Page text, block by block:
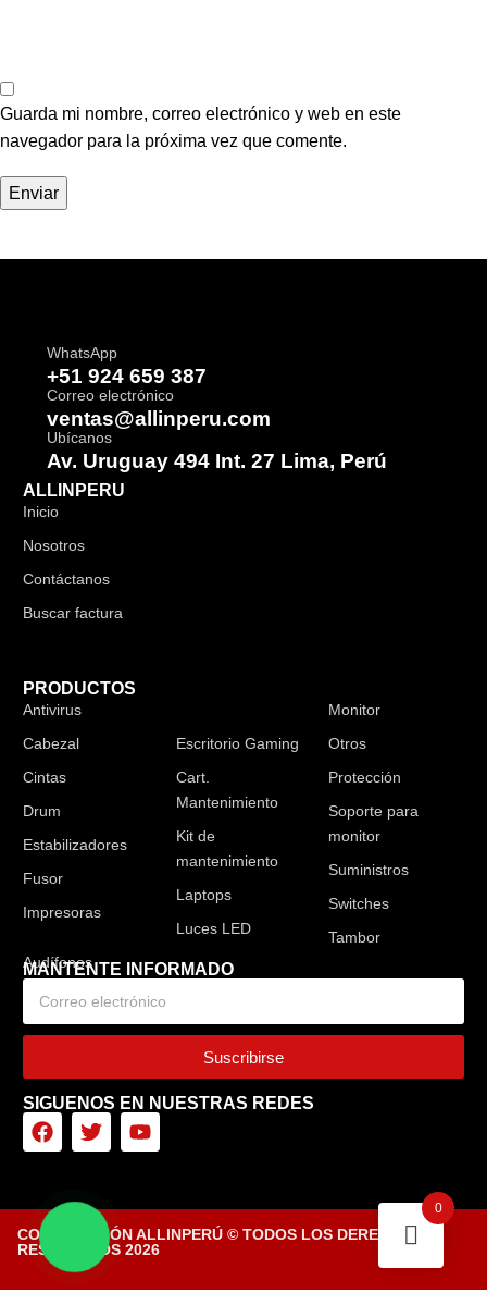
Guarda mi nombre, correo electrónico y web en este
navegador para la próxima vez que comente.
WhatsApp
+51 924 659 387
Correo electrónico
ventas@allinperu.com
Ubícanos
Av. Uruguay 494 Int. 27 Lima, Perú
ALLINPERU
Inicio
Nosotros
Contáctanos
Buscar factura
PRODUCTOS
Antivirus
Cabezal
Cintas
Drum
Estabilizadores
Fusor
Impresoras
Escritorio Gaming
Cart.
Mantenimiento
Kit de
mantenimiento
Laptops
Luces LED
Monitor
Otros
Protección
Soporte para
monitor
Suministros
Switches
Tambor
MANTENTE INFORMADO
Suscribirse
SIGUENOS EN NUESTRAS REDES
CORPORACIÓN ALLINPERÚ © TODOS LOS DERECHOS
RESERVADOS 2026
0